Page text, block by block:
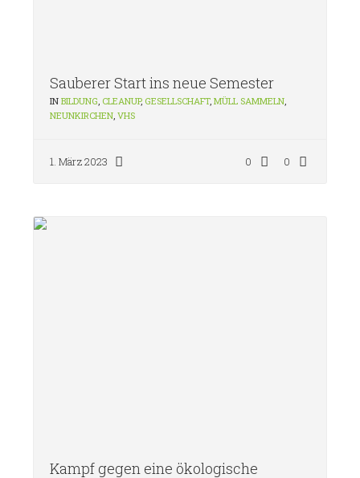
Sauberer Start ins neue Semester
INBILDUNG, CLEANUP, GESELLSCHAFT,MÜLL SAMMELN,
NEUNKIRCHEN,VHS
0
0
1. März 2023
Kampf gegen eine ökologische